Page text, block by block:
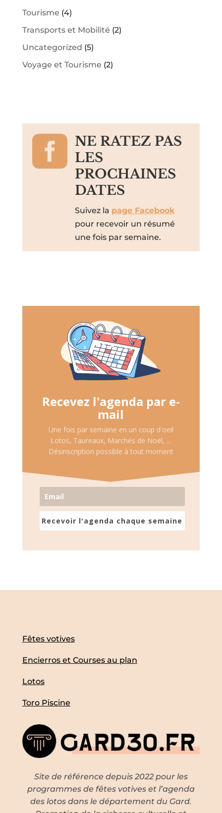
Tourisme (4)
Transports et Mobilité (2)
Uncategorized (5)
Voyage et Tourisme (2)
 NE RATEZ PAS
LES
PROCHAINES
DATES
Suivez la page Facebook
pour recevoir un résumé
une fois par semaine.
Recevez l'agenda par e-
mail
Une fois par semaine en un coup d'oeil
Lotos, Taureaux, Marchés de Noël, ...
Désinscription possible à tout moment
Recevoir l'agenda chaque semaine
Fêtes votives
Encierros et Courses au plan
Lotos
Toro Piscine
Site de référence depuis 2022 pour les
programmes de fêtes votives et l’agenda
des lotos dans le département du Gard.